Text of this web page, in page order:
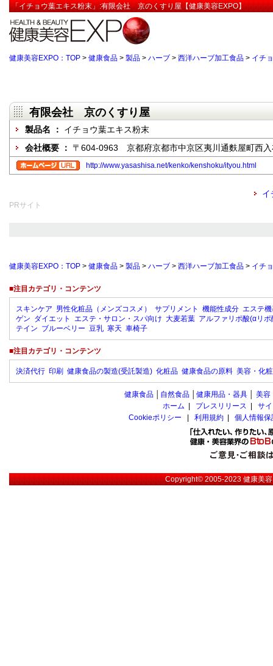
「イチョウ葉エキス粉末」:有限会社 京のくすり屋【健康美容EXPO】
健康美容EXPO：TOP > 健康食品 > 製品 > ハーブ > 西洋ハーブ加工食品 > イチ
有限会社 京のくすり屋
製品名 ： イチョウ葉エキス粉末
会社概要 ： 〒604-0963 京都府京都市中京区夷川通麩屋町西
http://www.yasashisa.net/kenko/kenshoku/ityou.html
イ
PRサイト
健康美容EXPO：TOP > 健康食品 > 製品 > ハーブ > 西洋ハーブ加工食品 > イチ
■注目カテゴリ・コンテンツ
スキンケア 男性化粧品（メンズコスメ） サプリメント 機能性成分 エステ
ゲン ダイエット エステ・サロン・スパ向け 大麦若葉 アルファリポ酸(αリポ
テイン ブルーベリー 豆乳 寒天 車椅子
■注目カテゴリ・コンテンツ
決済代行 印刷 健康食品の製造(受託製造) 化粧品 健康食品の原料 美容・化
健康食品 自然食品 健康用品・器具 美容
ホーム
プレスリリース
サ
Cookieポリシー
利用規約 個人情報
Copyright© 2005-2023健康美